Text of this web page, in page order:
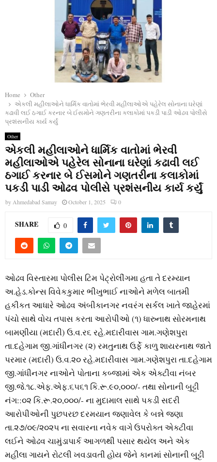
Home
Other
એકલી મહીલાઓને ધાર્મિક વાતોમાં ભેરવી મહીલાઓએ પહેરેલ સોનાના ઘરેણાં
કઢાવી લઈ ઠગાઈ કરનાર બે ઈસમોને ગણતરીના કલાકોમાં પકડી પાડી ઓઢવ પોલીસે
પ્રશંસનીય કાર્ય કર્યું
Other
એકલી મહીલાઓને ધાર્મિક વાતોમાં ભેરવી
મહીલાઓએ પહેરેલ સોનાના ઘરેણાં કઢાવી લઈ
ઠગાઈ કરનાર બે ઈસમોને ગણતરીના કલાકોમાં
પકડી પાડી ઓઢવ પોલીસે પ્રશંસનીય કાર્ય કર્યું
by Ahmedabad Samay October 1, 2025 0
SHARE 0
ઓઢવ વિસ્તારમા પોલીસ ટિમ પેટ્રોલીંગમા હતા તે દરમ્યાન
અ.હેડ.કોન્સ વિવેકકુમાર ભીખુભાઈ નાઓને મળેલ બાતમી
હકીકત આધારે ઓઢવ અંબીકાનગર નવરંગ સર્કલ ખાતે જાહેરમાં
પંચો સાથે વોચ તપાસ કરતા આરોપીઓ (૧) ધારુનાથ સોરમનાથ
બામણીયા (મદારી) ઉ.વ.ર૬ રહે.મદારીવાસ ગામ.ગણેશપુરા
તા.દહેગામ જી.ગાંધીનગર (૨) રમતુનાથ ઉર્ફે કાળુ શાયરનાથ જાતે
પરમાર (મદારી) ઉ.વ.૨૦ રહે.મદારીવાસ ગામ.ગણેશપુરા તા.દહેગામ
જી.ગાંધીનગર નાઓને પોતાના કબ્જામાં એક એક્ટીવા નંબર
જી.જે.૧૮.એફ.એફ.૬૫૬૧ કિ.રૂ.૯૦,૦૦૦/- તથા સોનાની બુટ્ટી
નંગ::૦૨ કિ.રૂ.૨૦,૦૦૦/- ના મુદામાલ સાથે પકડી સદરી
આરોપીઓની પુછપરછ દરમયાન જણાવેલ કે બન્ને જણા
તા.૨૭/૦૯/૨૦૨૫ ના સવારના નવેક વાગે ઉપરોક્ત એક્ટીવા
લઈને ઓઢવ ચામુંડાપાર્ક આગળથી પસાર થયેલ અને એક
મહીલા ગાયને રોટલી ખવડાવતી હોય જેને કાનમાં સોનાની બુટ્ટી